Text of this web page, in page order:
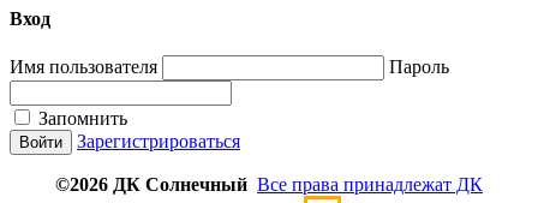
Вход
Имя пользователя Пароль
Запомнить
Зарегистрироваться
©2026 ДК Солнечный Все права принадлежат ДК